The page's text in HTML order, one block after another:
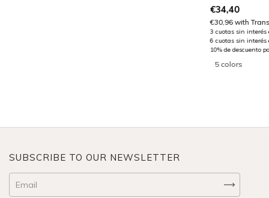
€34,40
€30,96with
5 colors
SUBSCRIBE TO OUR NEWSLETTER